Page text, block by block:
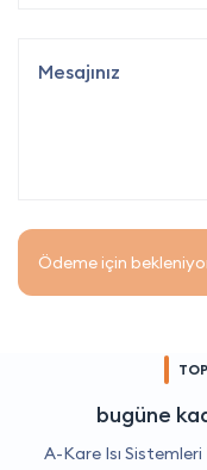
Ödeme için
bugüne
A-Kare Isı Sistemleri